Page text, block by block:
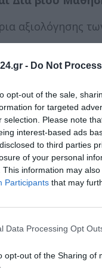
- Do Not
opt-out of the sale,
for targeted
selection. Please note
interest-based ads
to third parties
of your personal
This information may
Participants that may
Data Processing Opt
opt-out of the Sharing of
αξιολόγησης